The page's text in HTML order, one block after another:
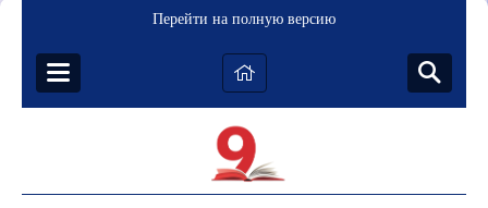
Перейти на полную версию